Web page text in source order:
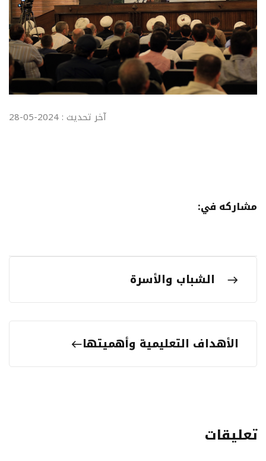
آخر تحديث : 2024-05-28
مشاركه في:
الشباب والأسرة
الأهداف التعليمية وأهميتها
تعليقات